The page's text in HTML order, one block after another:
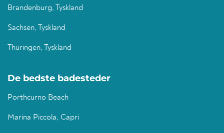
Brandenburg, Tyskland
Sachsen, Tyskland
Thüringen, Tyskland
De bedste badesteder
Porthcurno Beach
Marina Piccola, Capri